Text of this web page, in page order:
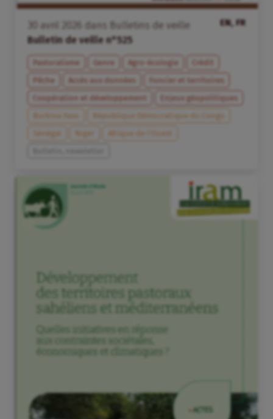
EN, FR
avril dans
Bulletins de veille
Bulletin de veille n°525
Pastoralisme Genre Agro-écologie
Pêche
Accès aux données
Foncier et territoires
Coopération et développement
Enjeux géopolitiques